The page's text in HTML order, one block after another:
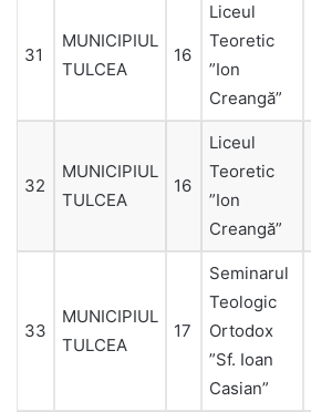
31
MUNICIPIUL
TULCEA
16
Liceul
Teoretic
”Ion
Creangă”
32
MUNICIPIUL
TULCEA
16
Liceul
Teoretic
”Ion
Creangă”
33
MUNICIPIUL
TULCEA
17
Seminarul
Teologic
Ortodox
”Sf. Ioan
Casian”